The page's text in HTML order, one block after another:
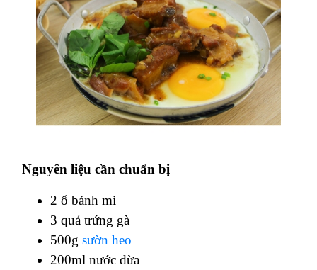
Nguyên liệu cần chuẩn bị
2 ổ bánh mì
3 quả trứng gà
500g sườn heo
200ml nước dừa